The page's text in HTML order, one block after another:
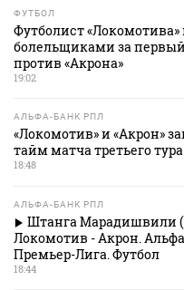
ФУТБОЛ
Футболист
болельщиками за
против «Акрона»
19:02
АЛЬФА-БАНК РПЛ
«Локомотив» и «Акрон»
тайм матча третьего
18:48
АЛЬФА-БАНК РПЛ
Штанга Марадишвили
Локомотив - Акрон.
Премьер-Лига. Футбол
18:44